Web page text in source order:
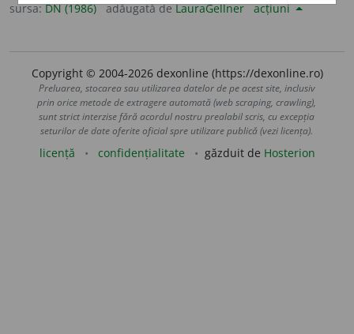
sursa:DN (1986) adăugată deLauraGellner acțiuni
Copyright © 2004-2026 dexonline (https://dexonline.ro)
Preluarea, stocarea sau utilizarea datelor de pe acest site, inclusiv
prin orice metode de extragere automată (web scraping, crawling),
sunt strict interzise fără acordul nostru prealabil scris, cu excepția
seturilor de date oferite oficial spre utilizare publică (vezi licența).
licență confidențialitate găzduit de Hosterion